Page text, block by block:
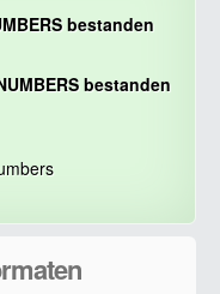
bestanden
bestanden